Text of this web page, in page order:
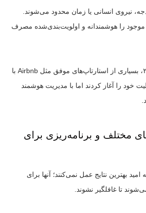
نیروی انسانی یا زمان محدود می‌شوند.
موجود را هوشمندانه و اولویت‌بندی‌شده مصرف
در بحران اقتصادی ۲۰۰۸، بسیاری از استارتاپ‌های موفق مثل Airbnb با
خود را آغاز کردند اما با مدیریت هوشمند
مختلف و برنامه‌ریزی برای
امید بهترین نتایج عمل نمی‌کنند؛ آنها برای
تا غافلگیر نشوند.